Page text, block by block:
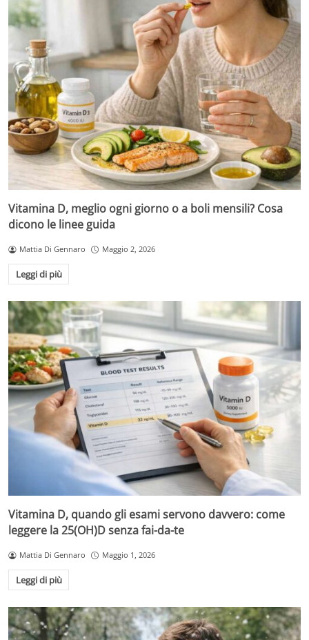
Vitamina D, meglio ogni giorno o a boli mensili? Cosa
dicono le linee guida
Mattia Di Gennaro Maggio 2, 2026
Leggi di più
Vitamina D, quando gli esami servono davvero: come
leggere la 25(OH)D senza fai-da-te
Mattia Di Gennaro Maggio 1, 2026
Leggi di più